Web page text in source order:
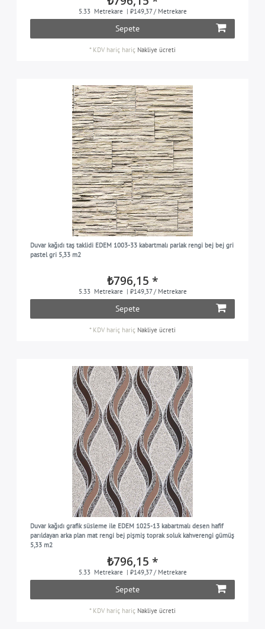
5.33 Metrekare | ₺149,37 / Metrekare
Sepete
* KDV hariç hariç Nakliye ücreti
Duvar kağıdı taş taklidi EDEM 1003-33 kabartmalı parlak rengi bej bej gri
pastel gri 5,33 m2
₺796,15 *
5.33 Metrekare | ₺149,37 / Metrekare
Sepete
* KDV hariç hariç Nakliye ücreti
Duvar kağıdı grafik süsleme ile EDEM 1025-13 kabartmalı desen hafif
parıldayan arka plan mat rengi bej pişmiş toprak soluk kahverengi gümüş
5,33 m2
₺796,15 *
5.33 Metrekare | ₺149,37 / Metrekare
Sepete
* KDV hariç hariç Nakliye ücreti